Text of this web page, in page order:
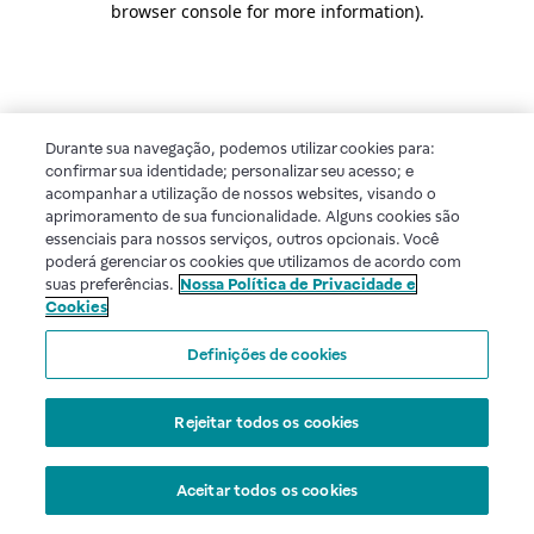
browser console for more information).
Durante sua navegação, podemos utilizar cookies para:
confirmar sua identidade; personalizar seu acesso; e
acompanhar a utilização de nossos websites, visando o
aprimoramento de sua funcionalidade. Alguns cookies são
essenciais para nossos serviços, outros opcionais. Você
poderá gerenciar os cookies que utilizamos de acordo com
suas preferências. Nossa Política de Privacidade e
Cookies
Definições de cookies
Rejeitar todos os cookies
Aceitar todos os cookies